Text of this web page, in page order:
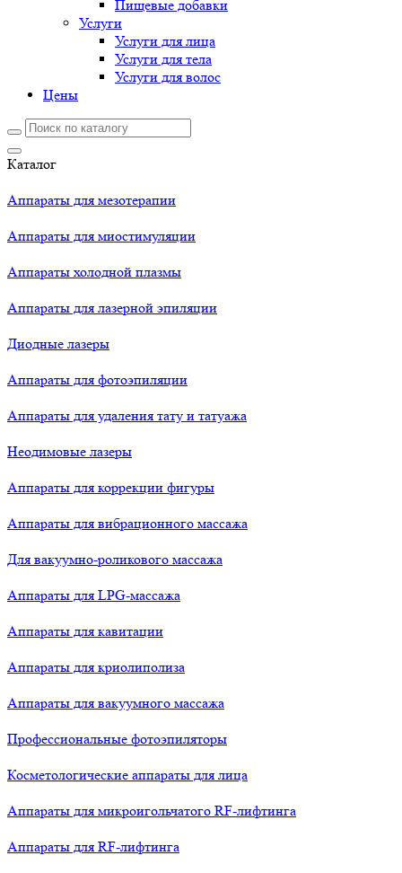
Пищевые добавки
Услуги
Услуги для лица
Услуги для тела
Услуги для волос
Цены
Каталог
Аппараты для мезотерапии
Аппараты для миостимуляции
Аппараты холодной плазмы
Аппараты для лазерной эпиляции
Диодные лазеры
Аппараты для фотоэпиляции
Аппараты для удаления тату и татуажа
Неодимовые лазеры
Аппараты для коррекции фигуры
Аппараты для вибрационного массажа
Для вакуумно-роликового массажа
Аппараты для LPG-массажа
Аппараты для кавитации
Аппараты для криолиполиза
Аппараты для вакуумного массажа
Профессиональные фотоэпиляторы
Косметологические аппараты для лица
Аппараты для микроигольчатого RF-лифтинга
Аппараты для RF-лифтинга